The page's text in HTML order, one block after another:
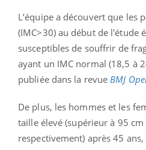
L’équipe a découvert que les
(IMC>30) au début de l'étude
susceptibles de souffrir de
ayant un IMC normal (18,5 à
publiée dans la revue BMJ
De plus, les hommes et les
taille élevé (supérieur à 95
respectivement) après 45